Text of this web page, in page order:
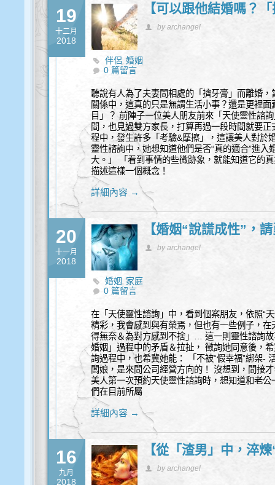
19
十二月
2018
【可以跟他結婚嗎？
by archangel
伴侶,婚姻
0 篇留言
聽說有人為了夫妻間相處的「擠牙膏」而離婚
關係中，這真的只是無謂生活小事？還是更裡面
目」？ 前陣子一位美人朋友前來「天使靈性諮
間，也見過雙方家長，打算再過一段時間就要
程中，發生許多「考驗&摩擦」，這讓美人對於
靈性諮詢中，她想知道他們是否“真的適合”進
大。」 「看到事情的些微跡象，就能知道它的
描述這樣一個概念！
詳細內容 →
20
十一月
2018
【婚姻“說謊成性”，
by archangel
婚姻, 家庭
0 篇留言
在「天使靈性諮詢」中，看到個案朋友，依照“
精彩，我會感到與有榮焉，但也有一些例子，
得無奈＆為對方感到不捨」… 這一則靈性諮詢
婚姻」過程中的矛盾＆拉扯， 徵詢她同意後，
詢過程中，也希冀她能： 「不被“假幸福”綁架-
闆娘，是來問公司經營方向的！ 沒想到，間接
美人第一次預約天使靈性諮詢時，想知道和老
們在目前所屬
詳細內容 →
16
九月
2018
【從「渣男」中，淬
by archangel